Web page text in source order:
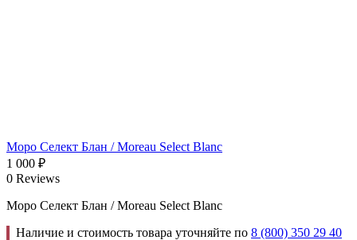
Моро Селект Блан / Moreau Select Blanc
1 000 ₽
0 Reviews
Моро Селект Блан / Moreau Select Blanc
Наличие и стоимость товара уточняйте по 8 (800) 350 29 40